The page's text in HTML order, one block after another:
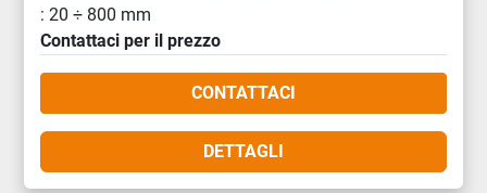
: 20 ÷ 800 mm
Contattaci per il prezzo
CONTATTACI
DETTAGLI